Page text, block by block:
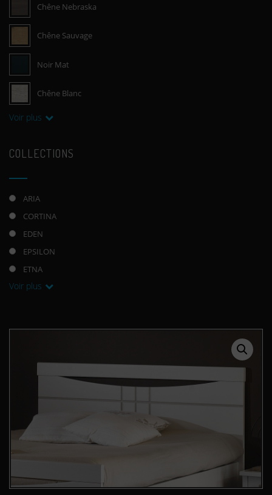
Chêne Nebraska
Chêne Sauvage
Noir Mat
Chêne Blanc
Voir plus
COLLECTIONS
ARIA
CORTINA
EDEN
EPSILON
ETNA
Voir plus